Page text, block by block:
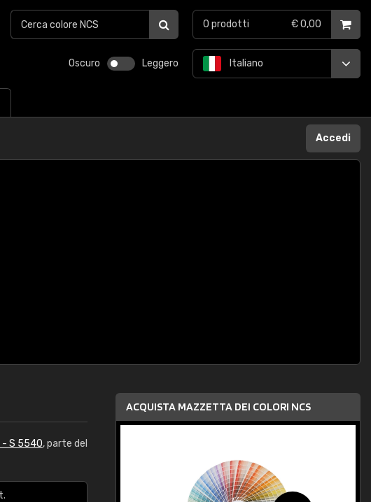
Oscuro Leggero Italiano
0 prodotti € 0,00
Accedi
S 5540, parte del
ACQUISTA MAZZETTA DEI COLORI NCS